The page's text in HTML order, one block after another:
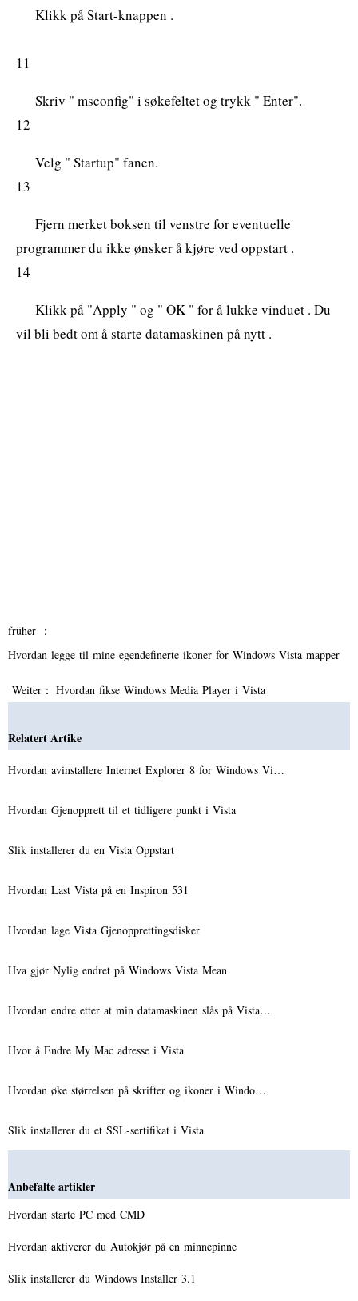
Klikk på Start-knappen .
11
Skriv " msconfig" i søkefeltet og trykk " Enter".
12
Velg " Startup" fanen.
13
Fjern merket boksen til venstre for eventuelle
programmer du ikke ønsker å kjøre ved oppstart .
14
Klikk på "Apply " og " OK " for å lukke vinduet . Du
vil bli bedt om å starte datamaskinen på nytt .
früher ：
Hvordan legge til mine egendefinerte ikoner for Windows Vista mapper
Weiter： Hvordan fikse Windows Media Player i Vista
Relatert Artike
Hvordan avinstallere Internet Explorer 8 for Windows Vi…
Hvordan Gjenopprett til et tidligere punkt i Vista
Slik installerer du en Vista Oppstart
Hvordan Last Vista på en Inspiron 531
Hvordan lage Vista Gjenopprettingsdisker
Hva gjør Nylig endret på Windows Vista Mean
Hvordan endre etter at min datamaskinen slås på Vista…
Hvor å Endre My Mac adresse i Vista
Hvordan øke størrelsen på skrifter og ikoner i Windo…
Slik installerer du et SSL-sertifikat i Vista
Anbefalte artikler
Hvordan starte PC med CMD
Hvordan aktiverer du Autokjør på en minnepinne
Slik installerer du Windows Installer 3.1